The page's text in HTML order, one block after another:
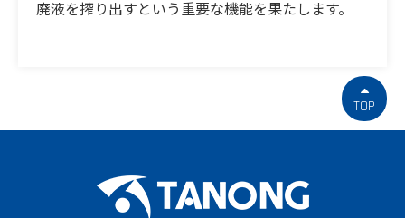
廃液を搾り出すという重要な機能を果たします。
TOP